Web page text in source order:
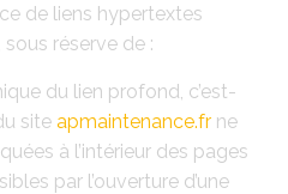
de liens hypertextes
réserve de :
du lien profond, c’est-
site apmaintenance.fr ne
à l’intérieur des pages
par l’ouverture d’une